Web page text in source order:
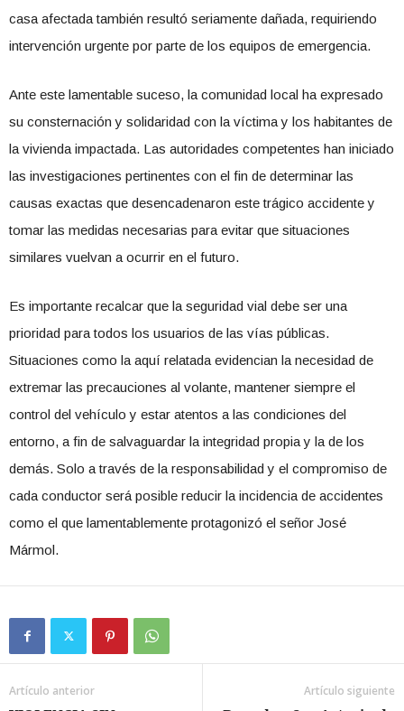
casa afectada también resultó seriamente dañada, requiriendo
intervención urgente por parte de los equipos de emergencia.
Ante este lamentable suceso, la comunidad local ha expresado
su consternación y solidaridad con la víctima y los habitantes de
la vivienda impactada. Las autoridades competentes han iniciado
las investigaciones pertinentes con el fin de determinar las
causas exactas que desencadenaron este trágico accidente y
tomar las medidas necesarias para evitar que situaciones
similares vuelvan a ocurrir en el futuro.
Es importante recalcar que la seguridad vial debe ser una
prioridad para todos los usuarios de las vías públicas.
Situaciones como la aquí relatada evidencian la necesidad de
extremar las precauciones al volante, mantener siempre el
control del vehículo y estar atentos a las condiciones del
entorno, a fin de salvaguardar la integridad propia y la de los
demás. Solo a través de la responsabilidad y el compromiso de
cada conductor será posible reducir la incidencia de accidentes
como el que lamentablemente protagonizó el señor José
Mármol.
Artículo anterior Artículo siguiente